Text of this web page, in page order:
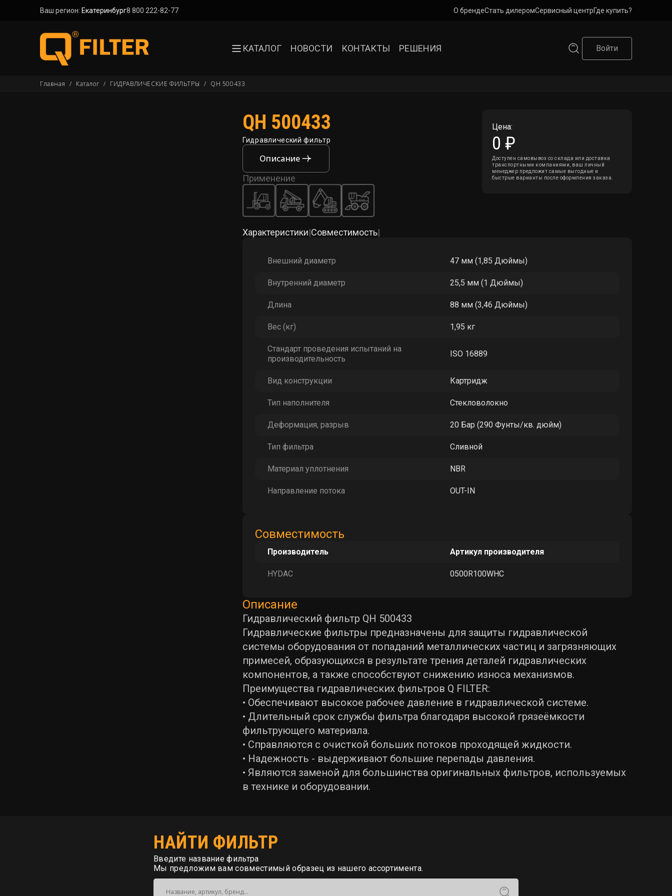
Ваш регион: Екатеринбург8 800 222-82-77 О брендеСтать дилеромСервисный центрГде купить?
КАТАЛОГ НОВОСТИ КОНТАКТЫ РЕШЕНИЯ Войти
Главная / Каталог / ГИДРАВЛИЧЕСКИЕ ФИЛЬТРЫ / QH 500433
QH 500433
Гидравлический фильтр
Описание
Применение
Цена:
0 ₽
Доступен самовывоз со склада или доставка
транспортными компаниями, ваш личный
менеджер предложит самые выгодные и
быстрые варианты после оформления заказа.
Характеристики|Совместимость|
Внешний диаметр 47 мм (1,85 Дюймы)
Внутренний диаметр 25,5 мм (1 Дюймы)
Длина 88 мм (3,46 Дюймы)
Вес (кг) 1,95 кг
Стандарт проведения испытаний на
производительность
ISO 16889
Вид конструкции Картридж
Тип наполнителя Стекловолокно
Деформация, разрыв 20 Бар (290 Фунты/кв. дюйм)
Тип фильтра Сливной
Материал уплотнения NBR
Направление потока OUT-IN
Совместимость
Производитель Артикул производителя
HYDAC 0500R100WHC
Описание
Гидравлический фильтр QH 500433
Гидравлические фильтры предназначены для защиты гидравлической
системы оборудования от попаданий металлических частиц и загрязняющих
примесей, образующихся в результате трения деталей гидравлических
компонентов, а также способствуют снижению износа механизмов.
Преимущества гидравлических фильтров Q FILTER:
• Обеспечивают высокое рабочее давление в гидравлической системе.
• Длительный срок службы фильтра благодаря высокой грязеёмкости
фильтрующего материала.
• Справляются с очисткой больших потоков проходящей жидкости.
• Надежность - выдерживают большие перепады давления.
• Являются заменой для большинства оригинальных фильтров, используемых
в технике и оборудовании.
НАЙТИ ФИЛЬТР
Введите название фильтра
Мы предложим вам совместимый образец из нашего ассортимента.